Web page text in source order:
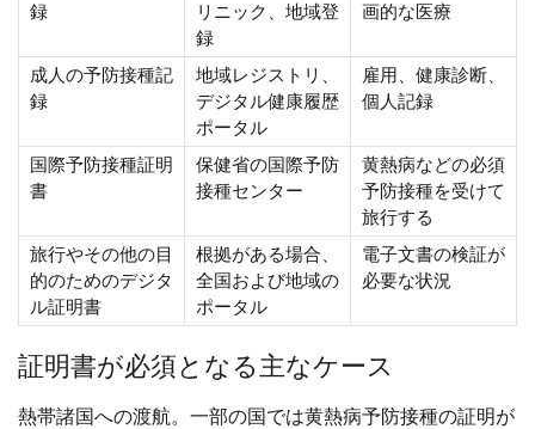
録
リニック、地域登
録
画的な医療
成人の予防接種記
録
地域レジストリ、
デジタル健康履歴
ポータル
雇用、健康診断、
個人記録
国際予防接種証明
書
保健省の国際予防
接種センター
黄熱病などの必須
予防接種を受けて
旅行する
旅行やその他の目
的のためのデジタ
ル証明書
根拠がある場合、
全国および地域の
ポータル
電子文書の検証が
必要な状況
証明書が必須となる主なケース
熱帯諸国への渡航。一部の国では黄熱病予防接種の証明が